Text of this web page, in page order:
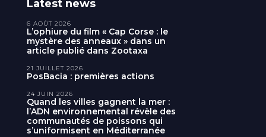
Latest news
L’ophiure du film « Cap Corse : le
mystère des anneaux » dans un
article publié dans Zootaxa
6 AOÛT 2026
PosBacia : premières actions
21 JUILLET 2026
Quand les villes gagnent la mer :
l’ADN environnemental révèle des
communautés de poissons qui
s’uniformisent en Méditerranée
24 JUIN 2026